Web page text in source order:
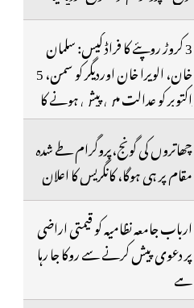
3 کروڑ روپئے کا فراڈ کیس: سلمان
خان، الویرا خان اوردیگر کو سمن، 5
اکتوبر کو عدالت میں پیش ہونے کا
حکم
چھاتروں کی گونج،پروگرام طے شدہ
مقام پر ہی ہوگا، کانگریس کا اعلان
ارباب جامعہ نظامیہ کو قیمتی اراضی
پر دعوی پیش کرنے سے روکا جا رہا
ہے